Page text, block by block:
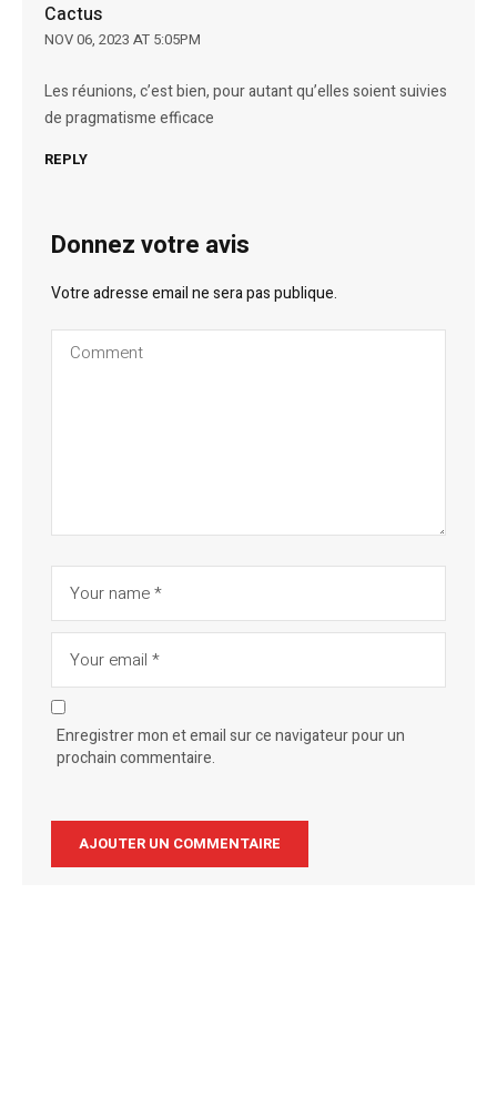
Cactus
NOV 06, 2023 AT 5:05PM
Les réunions, c’est bien, pour autant qu’elles soient suivies
de pragmatisme efficace
REPLY
Donnez votre avis
Votre adresse email ne sera pas publique.
Enregistrer mon et email sur ce navigateur pour un
prochain commentaire.